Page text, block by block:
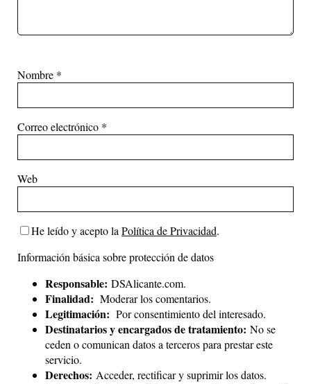
Nombre *
Correo electrónico *
Web
He leído y acepto la Política de Privacidad.
Información básica sobre protección de datos
Responsable: DSAlicante.com.
Finalidad: Moderar los comentarios.
Legitimación: Por consentimiento del interesado.
Destinatarios y encargados de tratamiento: No se
ceden o comunican datos a terceros para prestar este
servicio.
Derechos: Acceder, rectificar y suprimir los datos.